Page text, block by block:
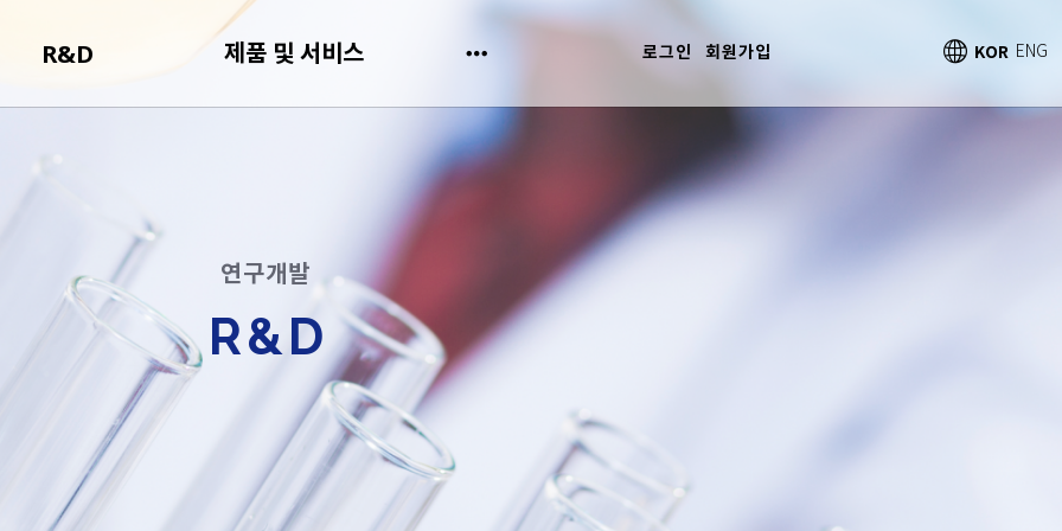
R&D 제품 및 서비스 로그인 회원가입 KOR ENG
연구개발
R&D